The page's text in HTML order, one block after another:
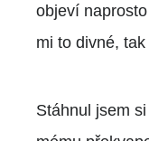
objeví
mi to divné,
Stáhnul jsem